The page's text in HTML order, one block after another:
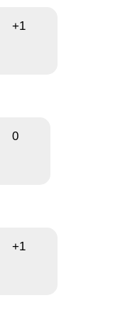
+1
0
+1